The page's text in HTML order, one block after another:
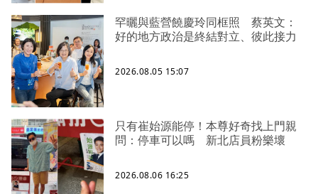
罕曬與藍營饒慶玲同框照 蔡英文：
好的地方政治是終結對立、彼此接力
2026.08.05 15:07
只有崔始源能停！本尊好奇找上門親
問：停車可以嗎 新北店員粉樂壞
2026.08.06 16:25